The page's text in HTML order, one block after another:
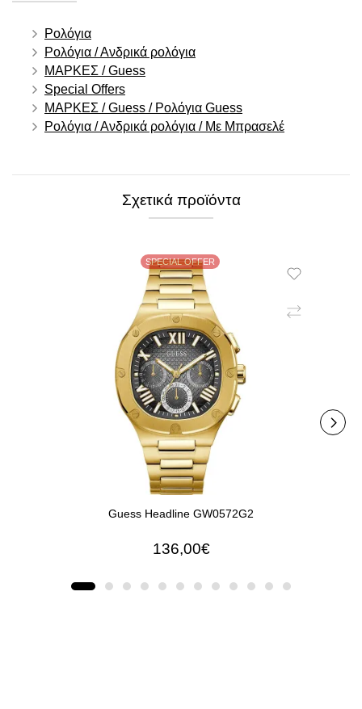
Ρολόγια
Ρολόγια / Ανδρικά ρολόγια
ΜΑΡΚΕΣ / Guess
Special Offers
ΜΑΡΚΕΣ / Guess / Ρολόγια Guess
Ρολόγια / Ανδρικά ρολόγια / Με Μπρασελέ
Σχετικά προϊόντα
SPECIAL OFFER
Guess Headline GW0572G2
136,00€